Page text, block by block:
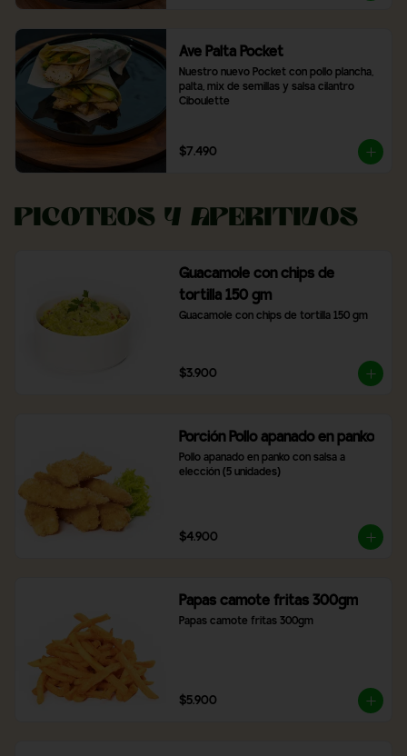
Ave Palta Pocket
Nuestro nuevo Pocket con pollo plancha,
palta, mix de semillas y salsa cilantro
Ciboulette
$7.490
Picoteos y Aperitivos
Guacamole con chips de
tortilla 150 gm
Guacamole con chips de tortilla 150 gm
$3.900
Porción Pollo apanado en panko
Pollo apanado en panko con salsa a
elección (5 unidades)
$4.900
Papas camote fritas 300gm
Papas camote fritas 300gm
$5.900